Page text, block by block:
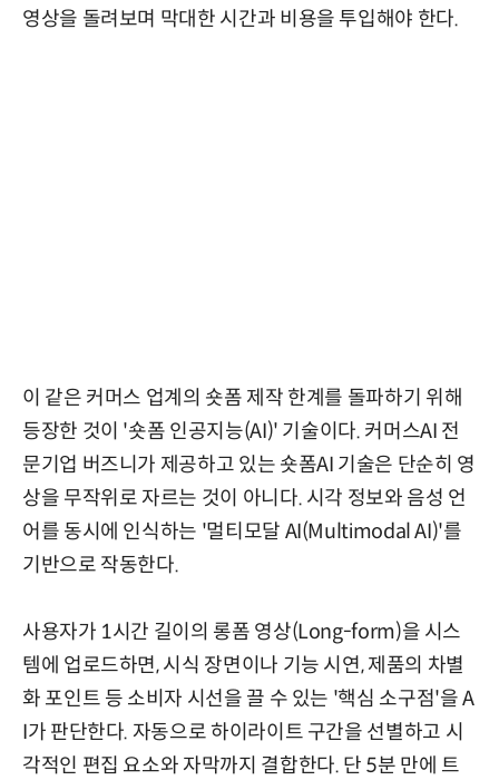
영상을 돌려보며 막대한 시간과 비용을 투입해야 한다.
이 같은 커머스 업계의 숏폼 제작 한계를 돌파하기 위해
등장한 것이 '숏폼 인공지능(AI)' 기술이다. 커머스AI 전
문기업 버즈니가 제공하고 있는 숏폼AI 기술은 단순히 영
상을 무작위로 자르는 것이 아니다. 시각 정보와 음성 언
어를 동시에 인식하는 '멀티모달 AI(Multimodal AI)'를
기반으로 작동한다.
사용자가 1시간 길이의 롱폼 영상(Long-form)을 시스
템에 업로드하면, 시식 장면이나 기능 시연, 제품의 차별
화 포인트 등 소비자 시선을 끌 수 있는 '핵심 소구점'을 A
I가 판단한다. 자동으로 하이라이트 구간을 선별하고 시
각적인 편집 요소와 자막까지 결합한다. 단 5분 만에 트